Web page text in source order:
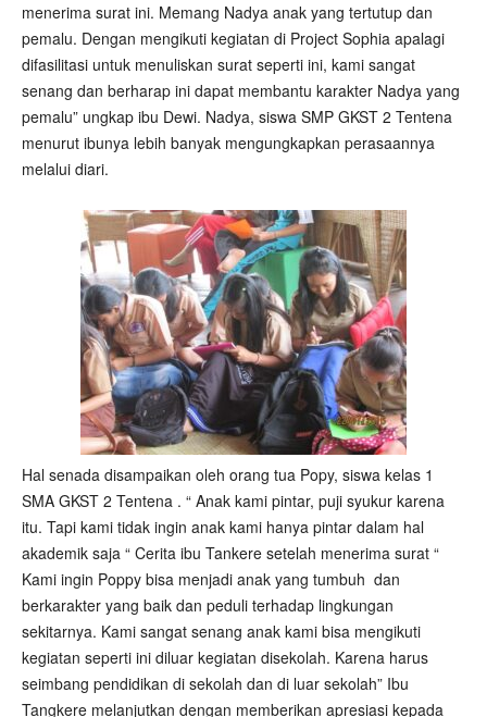
menerima surat ini. Memang Nadya anak yang tertutup dan
pemalu. Dengan mengikuti kegiatan di Project Sophia apalagi
difasilitasi untuk menuliskan surat seperti ini, kami sangat
senang dan berharap ini dapat membantu karakter Nadya yang
pemalu” ungkap ibu Dewi. Nadya, siswa SMP GKST 2 Tentena
menurut ibunya lebih banyak mengungkapkan perasaannya
melalui diari.
Hal senada disampaikan oleh orang tua Popy, siswa kelas 1
SMA GKST 2 Tentena . “ Anak kami pintar, puji syukur karena
itu. Tapi kami tidak ingin anak kami hanya pintar dalam hal
akademik saja “ Cerita ibu Tankere setelah menerima surat “
Kami ingin Poppy bisa menjadi anak yang tumbuh dan
berkarakter yang baik dan peduli terhadap lingkungan
sekitarnya. Kami sangat senang anak kami bisa mengikuti
kegiatan seperti ini diluar kegiatan disekolah. Karena harus
seimbang pendidikan di sekolah dan di luar sekolah” Ibu
Tangkere melanjutkan dengan memberikan apresiasi kepada